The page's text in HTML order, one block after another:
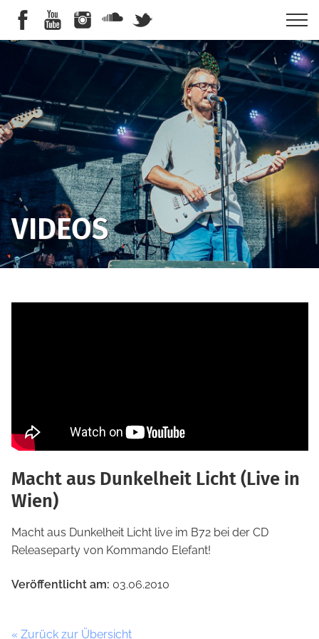
VIDEOS
Macht aus Dunkelheit Licht (Live in
Wien)
Macht aus Dunkelheit Licht live im B72 bei der CD
Releaseparty von Kommando Elefant!
Veröffentlicht am: 03.06.2010
« Zurück zur Übersicht